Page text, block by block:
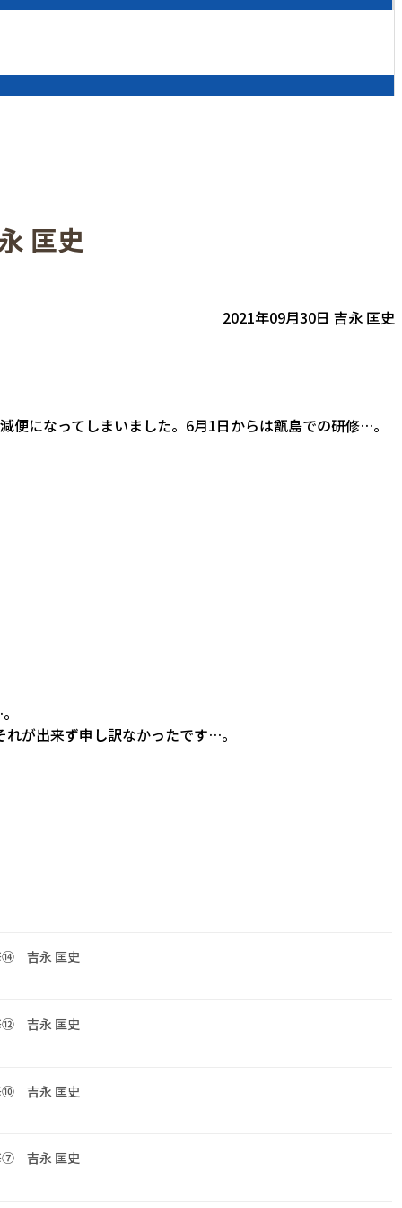
匡史
2021年09月30日 吉永 匡史
になってしまいました。6月1日からは甑島での研修…。
が出来ず申し訳なかったです…。
⑭ 吉永 匡史
⑫ 吉永 匡史
⑩ 吉永 匡史
⑦ 吉永 匡史